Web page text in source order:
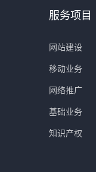
服务项目
网站建设
移动业务
网络推广
基础业务
知识产权